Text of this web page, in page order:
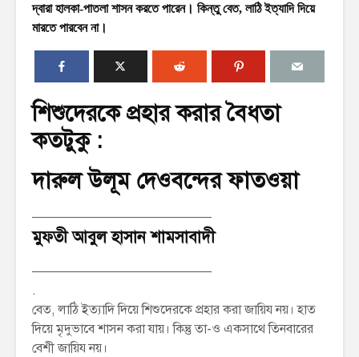
দ্বারা হালকা-পাতলা শাসন করতে পারেন। কিন্তু বেত, লাঠি ইত্যাদি দিয়ে
মারতে পারবেন না।
শিশুদেরকে প্রহার করার বৈধতা
কতটুকু :
দারুল উলূম দেওবন্দের ফাতওয়া
——————————————
মুফতী আবুল হাসান শামসাবাদী
——————————————
.
বেত, লাঠি ইত্যাদি দিয়ে শিশুদেরকে প্রহার করা জায়িয নয়। হাত
দিয়ে মৃদুভাবে শাসন করা যায়। কিন্তু তা-ও একসাথে তিনবারের
বেশী জায়িয নয়।